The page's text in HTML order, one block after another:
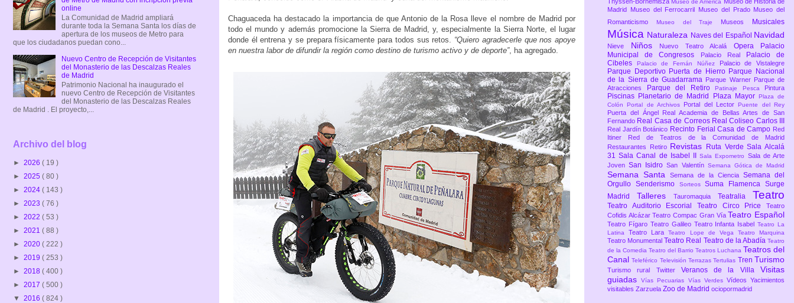
Chaguaceda ha destacado la importancia de que Antonio de la Rosa lleve el nombre de Madrid por
todo el mundo y además promocione la Sierra de Madrid, y, especialmente la Sierra Norte, el lugar
donde él entrena y se prepara físicamente para todos sus retos. “Quiero agradecerle que nos apoye
en nuestra labor de difundir la región como destino de turismo activo y de deporte”, ha agregado.
online
La Comunidad de Madrid ampliará
durante toda la Semana Santa los días de
apertura de los museos de Metro para
que los ciudadanos puedan cono...
Nuevo Centro de Recepción de Visitantes
del Monasterio de las Descalzas Reales
de Madrid
Patrimonio Nacional ha inaugurado el
nuevo Centro de Recepción de Visitantes
del Monasterio de las Descalzas Reales
de Madrid . El proyecto,...
Archivo del blog
► 2026 ( 19 )
► 2025 ( 80 )
► 2024 ( 143 )
► 2023 ( 76 )
► 2022 ( 53 )
► 2021 ( 88 )
► 2020 ( 222 )
► 2019 ( 253 )
► 2018 ( 400 )
► 2017 ( 500 )
▼ 2016 ( 824 )
Museo de América
Madrid
Museo del Ferrocarril Museo del Prado Museo del
Romanticismo
Museo del Traje Museos Musicales
Música Naturaleza Naves del Español Navidad
Nieve Niños Nuevo Teatro Alcalá Opera
Palacio
Municipal de Congresos
Palacio Real
Palacio de
Cibeles
Palacio de Fernán Núñez Palacio de Vistalegre
Parque Deportivo Puerta de Hierro Parque Nacional
de la Sierra de Guadarrama Parque Warner Parque de
Atracciones
Parque del Retiro Patinaje Pesca Pintura
Piscinas Planetario de Madrid Plaza Mayor
Plaza de
Colón Portal de Archivos Portal del LectorPuente del Rey
Puerta del Ángel
Real Academia de Bellas Artes de San
Fernando Real Casa de Correos Real Coliseo Carlos III
Real Jardín Botánico Recinto Ferial Casa de Campo Red
Itiner
Red de Teatros de la Comunidad de Madrid
Restaurantes
Retiro Revistas Ruta VerdeSala Alcalá
31Sala Canal de Isabel IISala Expometro Sala de Arte
JovenSan IsidroSan Valentín Semana Gótica de Madrid
Semana Santa Semana de la Ciencia Semana del
Orgullo Senderismo SorteosSuma FlamencaSurge
Madrid Talleres Tauromaquia Teatralia Teatro
Teatro Auditorio Escorial Teatro Circo Price Teatro
Cofidis AlcázarTeatro Compac Gran Vía Teatro Español
Teatro Fígaro Teatro Galileo Teatro Infanta IsabelTeatro La
Latina Teatro LaraTeatro Lope de Vega Teatro Marquina
Teatro Monumental Teatro Real Teatro de la Abadía Teatro
de la Comedia Teatro del Barrio Teatros Luchana Teatros del
CanalTeleférico TelevisiónTerrazasTertulias Tren Turismo
Turismo rural Twitter Veranos de la VillaVisitas
guiadasVías Pecuarias Vías Verdes VídeosYacimientos
visitables Zarzuela Zoo de Madrid ociopormadrid